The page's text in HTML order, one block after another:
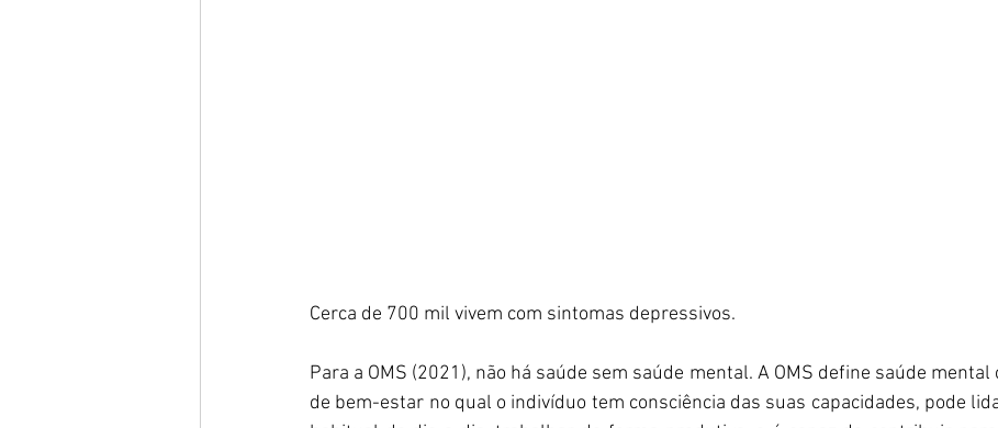
Cerca de 700 mil vivem com sintomas depressivos.
Para a OMS (2021), não há saúde sem saúde mental. A OMS define saúde mental
de bem-estar no qual o indivíduo tem consciência das suas capacidades, pode